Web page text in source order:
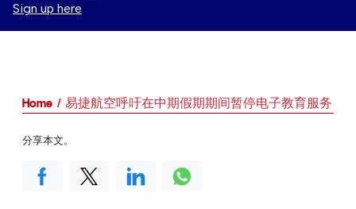
Sign up here
Home 易捷航空呼吁在中期假期期间暂停电子教育服务
分享本文。